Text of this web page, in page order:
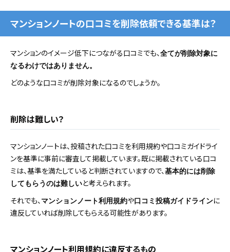
マンションノートの口コミを削除依頼できる基準は？
マンションのイメージ低下につながる口コミでも、全てが削除対象に
なるわけではありません。
どのような口コミが削除対象になるのでしょうか。
削除は難しい？
マンションノートは、投稿された口コミを利用規約や口コミガイドライ
ンを基準に事前に審査して掲載しています。既に掲載されている口コ
ミは、基準を満たしていると判断されていますので、基本的には削除
してもらうのは難しいと考えられます。
それでも、 マンションノート利用規約や 口コミ投稿ガイドラインに
違反していれば削除してもらえる可能性があります。
マンションノート利用規約に違反するもの